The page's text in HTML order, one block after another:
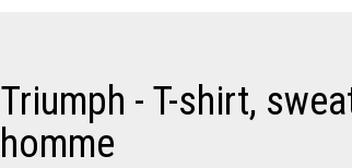
Triumph - T-shirt,
homme